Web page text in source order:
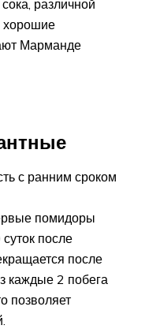
различной
хорошие
Марманде
с ранним сроком
помидоры
после
после
каждые 2 побега
позволяет